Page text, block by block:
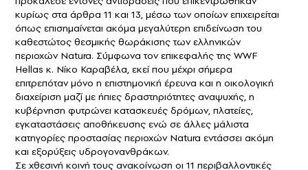
κυρίως στα άρθρα 11 και 13, μέσω των οποίων επιχειρείται
όπως επισημαίνεται ακόμα μεγαλύτερη επιδείνωση του
καθεστώτος θεσμικής θωράκισης των ελληνικών
περιοχών Natura. Σύμφωνα τον επικεφαλής της WWF
Hellas κ. Νίκο Καραβέλα, εκεί που μέχρι σήμερα
επιτρεπόταν μόνο η επιστημονική έρευνα και η οικολογική
διαχείριση μαζί με ήπιες δραστηριότητες αναψυχής, η
κυβέρνηση φυτρώνει κατασκευές δρόμων, πλατείες,
εγκαταστάσεις αποθήκευσης ενώ σε άλλες μάλιστα
κατηγορίες προστασίας περιοχών Natura εντάσσει ακόμη
και εξορύξεις υδρογονανθράκων.
Σε χθεσινή κοινή τους ανακοίνωση οι 11 περιβαλλοντικές